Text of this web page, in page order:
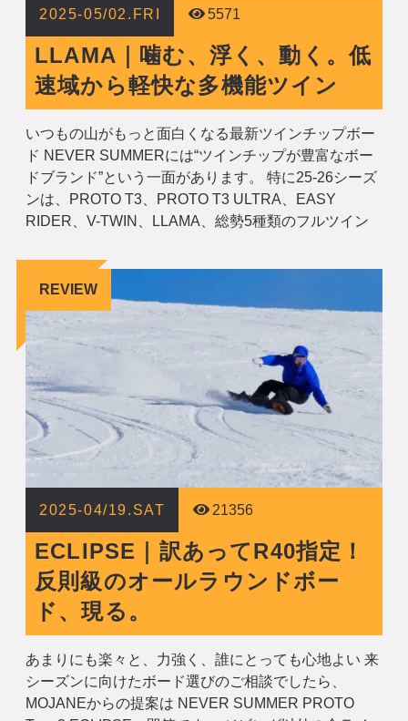
2025-05/02.FRI 5571
LLAMA｜噛む、浮く、動く。低
速域から軽快な多機能ツイン
いつもの山がもっと面白くなる最新ツインチップボー
ド NEVER SUMMERには“ツインチップが豊富なボー
ドブランド”という一面があります。 特に25-26シーズ
ンは、PROTO T3、PROTO T3 ULTRA、EASY
RIDER、V-TWIN、LLAMA、総勢5種類のフルツイン
てみても、なかなか珍しいのではないでしょうか。
REVIEW
2025-04/19.SAT 21356
ECLIPSE｜訳あってR40指定！
反則級のオールラウンドボー
ド、現る。
あまりにも楽々と、力強く、誰にとっても心地よい 来
シーズンに向けたボード選びのご相談でしたら、
MOJANEからの提案は NEVER SUMMER PROTO